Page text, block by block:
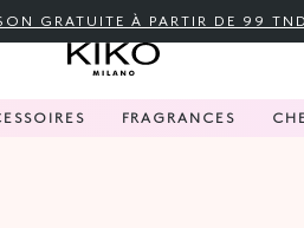
GRATUITE À PARTIR DE 99 TND
FRAGRANCES